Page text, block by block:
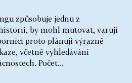
způsobuje jednu z
by mohl mutovat, varují
proto plánují výrazně
včetně vyhledávání
Počet...